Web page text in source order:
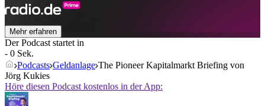
Mehr erfahren
Der Podcast startet in
- 0 Sek.
Podcasts Geldanlage The Pioneer Kapitalmarkt Briefing von
Jörg Kukies
Höre diesen Podcast kostenlos in der App: